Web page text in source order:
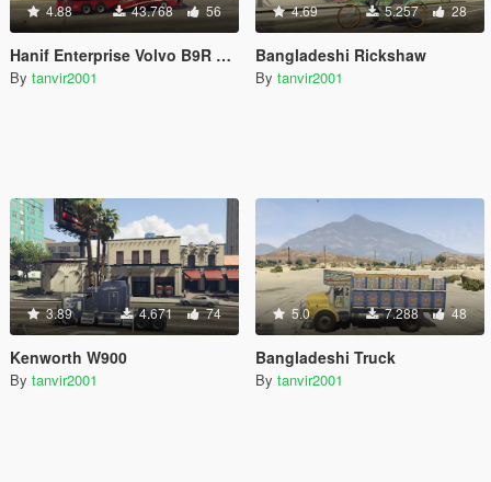
4.88 43.768 56
Hanif Enterprise Volvo B9R 6x2 Multi-Axle
By tanvir2001
4.69 5.257 28
Bangladeshi Rickshaw
By tanvir2001
3.89 4.671 74
Kenworth W900
By tanvir2001
5.0 7.288 48
Bangladeshi Truck
By tanvir2001